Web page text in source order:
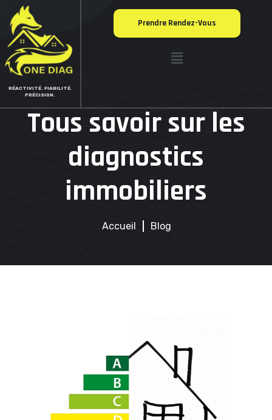
RÉACTIVITÉ. FIABILITÉ.
PRÉCISION.
Prendre Rendez-Vous
Tous savoir sur les
diagnostics
immobiliers
Accueil Blog